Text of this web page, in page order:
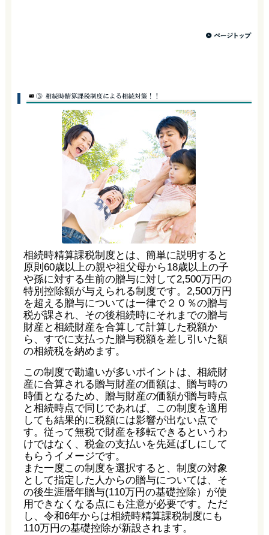
相続時精算課税制度とは、簡単に説明すると
原則60歳以上の親や祖父母から18歳以上の子
や孫に対する生前の贈与に対して2,500万円の
特別控除額が与えられる制度です。2,500万円
を超える贈与については一律で２０％の贈与
税が課され、その後相続時にそれまでの贈与
財産と相続財産を合算して計算した税額か
ら、すでに支払った贈与税額を差し引いた額
の相続税を納めます。
この制度で勘違いが多いポイントは、相続財
産に合算される贈与財産の価額は、贈与時の
時価となるため、贈与財産の価額が贈与時点
と相続時点で同じであれば、この制度を適用
しても結果的に税額には影響が出ない点で
す。従って無税で財産を移転できるというわ
けではなく、税金の支払いを先延ばしにして
もらうイメージです。
また一度この制度を選択すると、制度の対象
として指定した人からの贈与については、そ
の後生涯暦年贈与(110万円の基礎控除）が使
用できなくなる点にも注意が必要です。ただ
し、令和6年からは相続時精算課税制度にも
110万円の基礎控除が新設されます。